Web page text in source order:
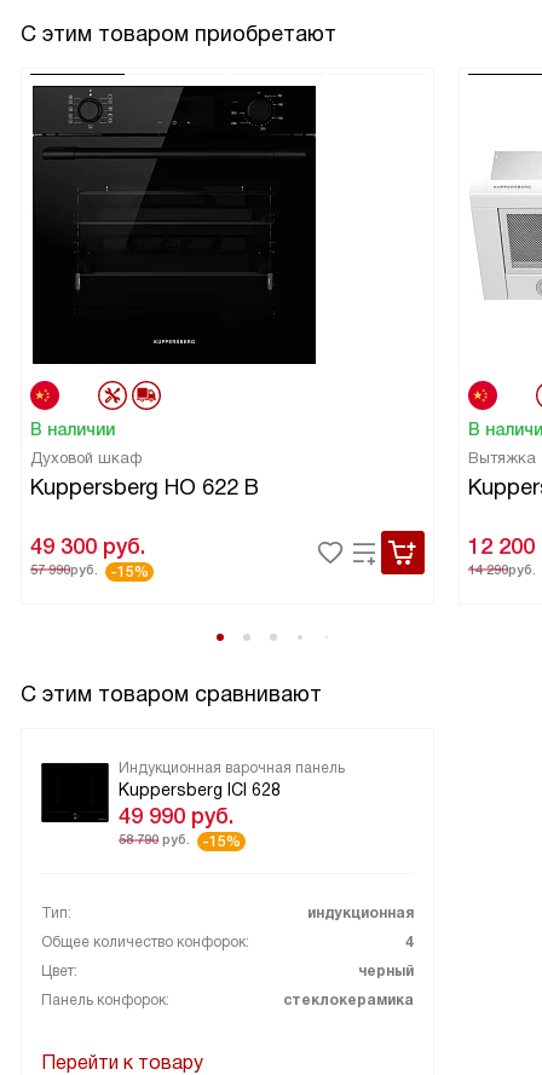
С этим товаром приобретают
В наличии
Духовой шкаф
Kuppersberg HO 622 B
49 300 руб.
57 990руб. -15%
В
Вытяжка
12 200
14 290руб.
С этим товаром сравнивают
Индукционная варочная панель
Kuppersberg ICI 628
49 990 руб.
58 790 руб. -15%
Тип:
индукционная
Общее количество конфорок:
4
Цвет:
черный
Панель конфорок:
стеклокерамика
Перейти к товару